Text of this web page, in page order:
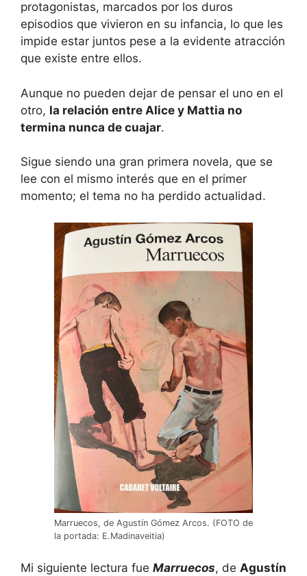
protagonistas, marcados por los duros
episodios que vivieron en su infancia, lo que les
impide estar juntos pese a la evidente atracción
que existe entre ellos.
Aunque no pueden dejar de pensar el uno en el
otro, la relación entre Alice y Mattia no
termina nunca de cuajar.
Sigue siendo una gran primera novela, que se
lee con el mismo interés que en el primer
momento; el tema no ha perdido actualidad.
Marruecos, de Agustín Gómez Arcos. (FOTO de
la portada: E.Madinaveitia)
Mi siguiente lectura fue Marruecos, de Agustín